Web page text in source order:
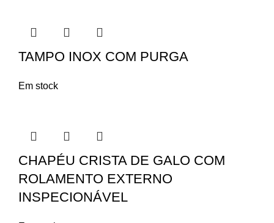
TAMPO INOX COM PURGA
Em stock
CHAPÉU CRISTA DE GALO COM
ROLAMENTO EXTERNO
INSPECIONÁVEL